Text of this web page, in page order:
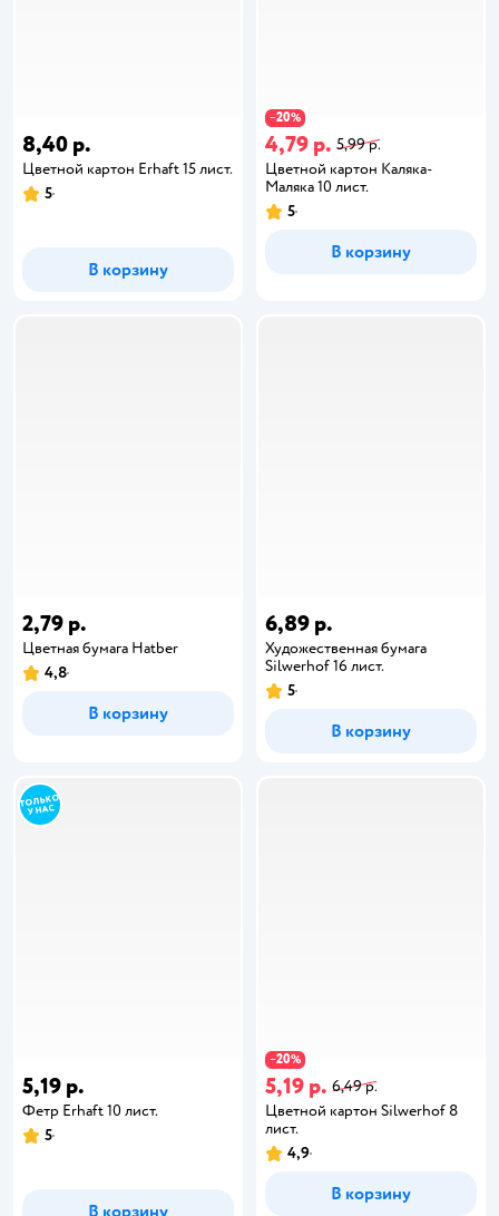
8,40 р.
Цветной картон Erhaft 15 лист.
5
В корзину
−20%
4,79 р. 5,99 р.
Цветной картон Каляка-
Маляка 10 лист.
5
В корзину
2,79 р.
Цветная бумага Hatber
4,8
В корзину
6,89 р.
Художественная бумага
Silwerhof 16 лист.
5
В корзину
5,19 р.
Фетр Erhaft 10 лист.
5
В корзину
−20%
5,19 р. 6,49 р.
Цветной картон Silwerhof 8
лист.
4,9
В корзину